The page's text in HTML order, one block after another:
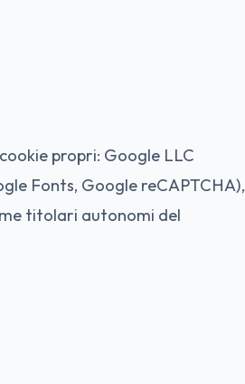
propri: Google LLC
Fonts, Google reCAPTCHA),
titolari autonomi del